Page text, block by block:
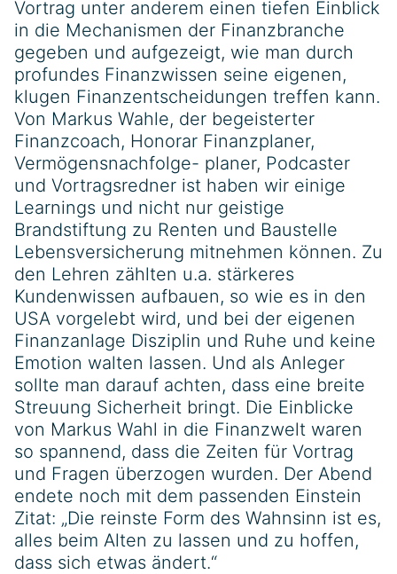
Vortrag unter anderem einen tiefen Einblick
in die Mechanismen der Finanzbranche
gegeben und aufgezeigt, wie man durch
profundes Finanzwissen seine eigenen,
klugen Finanzentscheidungen treffen kann.
Von Markus Wahle, der begeisterter
Finanzcoach, Honorar Finanzplaner,
Vermögensnachfolge- planer, Podcaster
und Vortragsredner ist haben wir einige
Learnings und nicht nur geistige
Brandstiftung zu Renten und Baustelle
Lebensversicherung mitnehmen können. Zu
den Lehren zählten u.a. stärkeres
Kundenwissen aufbauen, so wie es in den
USA vorgelebt wird, und bei der eigenen
Finanzanlage Disziplin und Ruhe und keine
Emotion walten lassen. Und als Anleger
sollte man darauf achten, dass eine breite
Streuung Sicherheit bringt. Die Einblicke
von Markus Wahl in die Finanzwelt waren
so spannend, dass die Zeiten für Vortrag
und Fragen überzogen wurden. Der Abend
endete noch mit dem passenden Einstein
Zitat: „Die reinste Form des Wahnsinn ist es,
alles beim Alten zu lassen und zu hoffen,
dass sich etwas ändert.“